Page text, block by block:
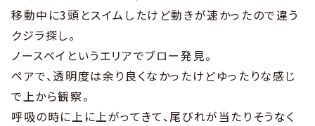
移動中に3頭とスイムしたけど動きが速かったので違う
クジラ探し。
ノースベイというエリアでブロー発見。
ペアで、透明度は余り良くなかったけどゆったりな感じ
で上から観察。
呼吸の時に上に上がってきて、尾びれが当たりそうなく